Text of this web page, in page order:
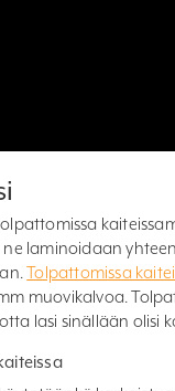
laminoidaan
Tolpattomissa
muovikalvoa.
lasi sinällään olisi